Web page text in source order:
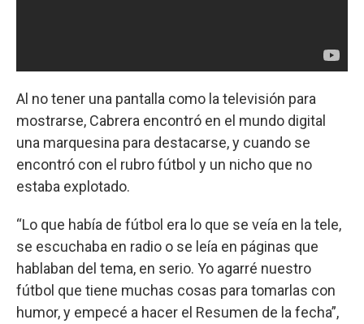
Al no tener una pantalla como la televisión para
mostrarse, Cabrera encontró en el mundo digital
una marquesina para destacarse, y cuando se
encontró con el rubro fútbol y un nicho que no
estaba explotado.
“Lo que había de fútbol era lo que se veía en la tele,
se escuchaba en radio o se leía en páginas que
hablaban del tema, en serio. Yo agarré nuestro
fútbol que tiene muchas cosas para tomarlas con
humor, y empecé a hacer el Resumen de la fecha”,